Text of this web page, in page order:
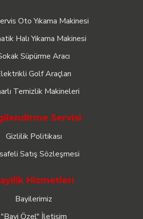
Oto Yıkama Makinesi
Halı Yıkama Makinesi
Süpürme Aracı
Golf Araçları
Temizlik Makineleri
Servisi
Gizlilik Politikası
Satış Sözleşmesi
Hizmetleri
Bayilerimiz
"Bayi Özel" İletişim